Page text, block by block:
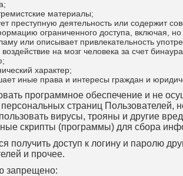
материалы;
преступную деятельность или содержит
ограниченного доступа, включая,
или описывает привлекательность
на мозг человека за счет
характер;
иные права и интересы граждан и
программное обеспечение и не
страниц Пользователей,
вирусы, трояны и другие
скрипты (программы) для сбора
получить доступ к логину и паролю
и прочее.
запрещено: